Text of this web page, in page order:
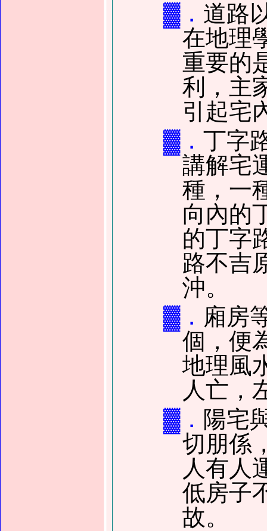
▓． 道路
在地理
重要的
利，主
引起宅
▓． 丁字
講解宅
種，一
向內的
的丁字
路不吉
沖。
▓． 廂房
個，便
地理風
人亡，
▓． 陽宅
切朋係
人有人
低房子
故。